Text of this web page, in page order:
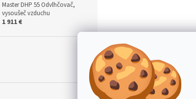
Master DHP 55 Odvlhčovač,
vysoušeč vzduchu
1 911 €